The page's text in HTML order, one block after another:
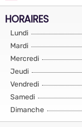
HORAIRES
Lundi
Mardi
Mercredi
Jeudi
Vendredi
Samedi
Dimanche